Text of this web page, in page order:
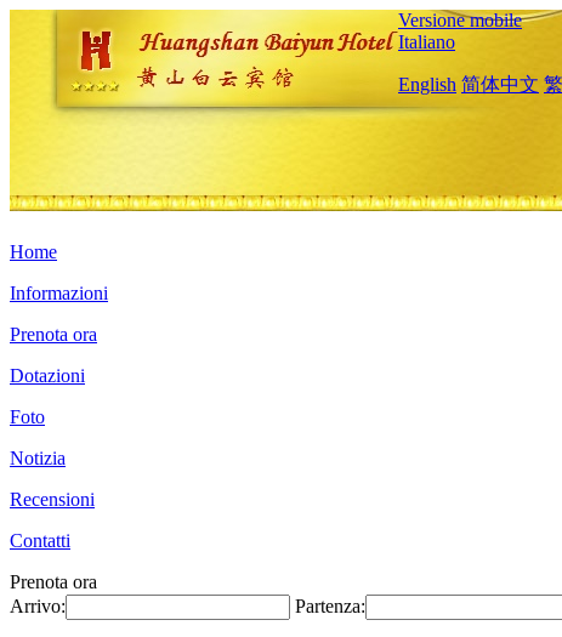
Versione mobile
Italiano
English 简体中文
Home
Informazioni
Prenota ora
Dotazioni
Foto
Notizia
Recensioni
Contatti
Prenota ora
Arrivo:
Partenza: